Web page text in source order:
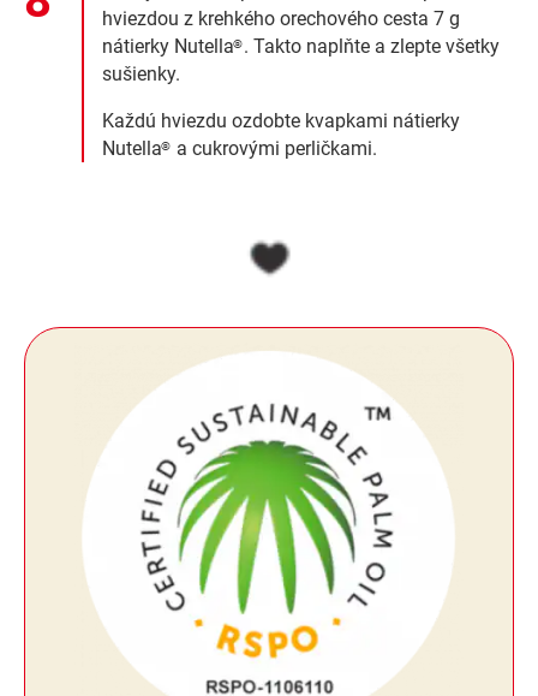
hviezdou z krehkého orechového cesta 7 g
nátierky Nutella®. Takto naplňte a zlepte všetky
sušienky.
Každú hviezdu ozdobte kvapkami nátierky
Nutella® a cukrovými perličkami.